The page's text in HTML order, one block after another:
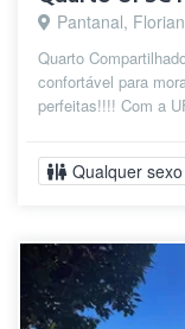
Pantanal,
Quarto
confortável para
perfeitas!!!! Com a
Qualquer sexo